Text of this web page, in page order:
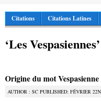
Citations Citations Latines
‘Les
Origine du mot Vespasienne
AUTHOR : SC PUBLISHED: FÉVRIER